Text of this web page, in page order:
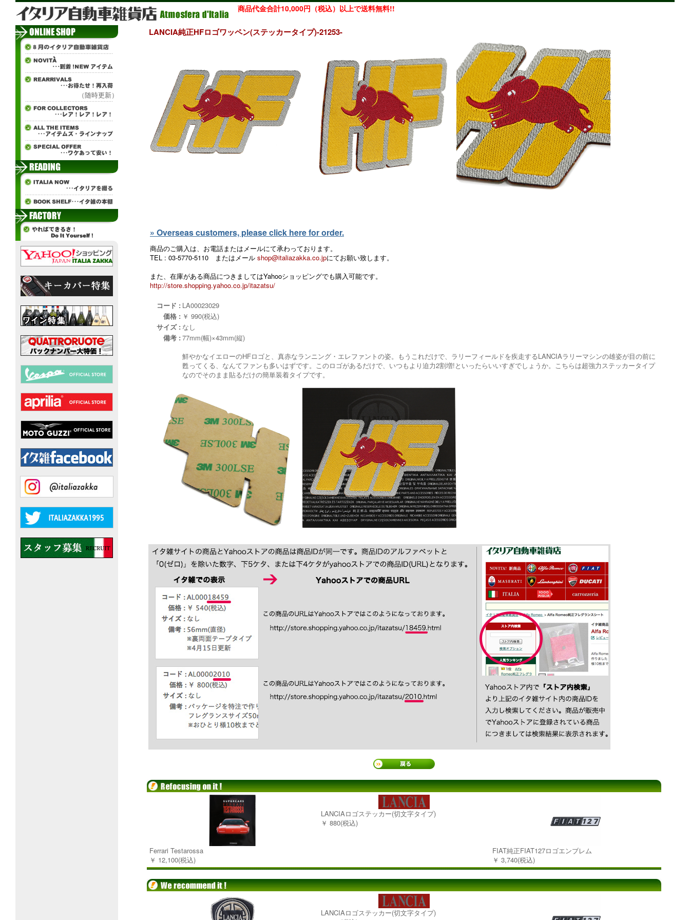
商品代金合計10,000円（税込）以上で送料無料!!
（随時更新）
LANCIA純正HFロゴワッペン(ステッカータイプ)-21253-
» Overseas customers, please click here for order.
商品のご購入は、お電話またはメールにて承わっております。
TEL : 03-5770-5110 またはメール shop@italiazakka.co.jpにてお願い致します。
また、在庫がある商品につきましてはYahooショッピングでも購入可能です。
http://store.shopping.yahoo.co.jp/itazatsu/
コード : LA00023029
価格 : ￥ 990(税込)
サイズ : なし
備考 : 77mm(幅)×43mm(縦)
鮮やかなイエローのHFロゴと、真赤なランニング・エレファントの姿。もうこれだけで、ラリーフィールドを疾走するLANCIAラリーマシンの雄姿が目の前に
甦ってくる、なんてファンも多いはずです。このロゴがあるだけで、いつもより迫力2割増!といったらいいすぎでしょうか。こちらは超強力ステッカータイプ
なのでそのまま貼るだけの簡単装着タイプです。
Ferrari Testarossa
￥ 12,100(税込)
LANCIAロゴステッカー(切文字タイプ)
￥ 880(税込)
FIAT純正FIAT127ロゴエンブレム
￥ 3,740(税込)
LANCIAロゴステッカー(切文字タイプ)